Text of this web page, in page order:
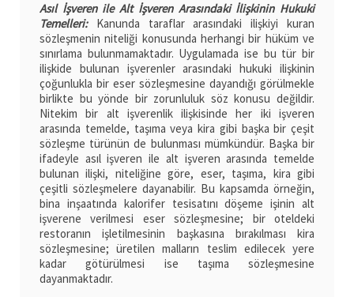
Asıl İşveren ile Alt İşveren Arasındaki İlişkinin Hukuki
Temelleri:Kanunda taraflar arasındaki ilişkiyi kuran
sözleşmenin niteliği konusunda herhangi bir hüküm ve
sınırlama bulunmamaktadır. Uygulamada ise bu tür bir
ilişkide bulunan işverenler arasındaki hukuki ilişkinin
çoğunlukla bir eser sözleşmesine dayandığı görülmekle
birlikte bu yönde bir zorunluluk söz konusu değildir.
Nitekim bir alt işverenlik ilişkisinde her iki işveren
arasında temelde, taşıma veya kira gibi başka bir çeşit
sözleşme türünün de bulunması mümkündür. Başka bir
ifadeyle asıl işveren ile alt işveren arasında temelde
bulunan ilişki, niteliğine göre, eser, taşıma, kira gibi
çeşitli sözleşmelere dayanabilir. Bu kapsamda örneğin,
bina inşaatında kalorifer tesisatını döşeme işinin alt
işverene verilmesi eser sözleşmesine; bir oteldeki
restoranın işletilmesinin başkasına bırakılması kira
sözleşmesine; üretilen malların teslim edilecek yere
kadar götürülmesi ise taşıma sözleşmesine
dayanmaktadır.